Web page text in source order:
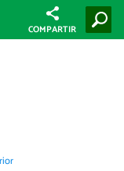
COMPARTIR